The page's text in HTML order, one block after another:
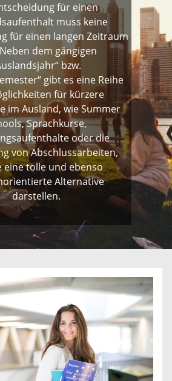
für einen
muss keine
für einen langen Zeitraum
dem gängigen
bzw.
gibt es eine Reihe
für kürzere
im Ausland, wie Summer
Sprachkurse,
oder die
von Abschlussarbeiten,
eine tolle und ebenso
Alternative
darstellen.